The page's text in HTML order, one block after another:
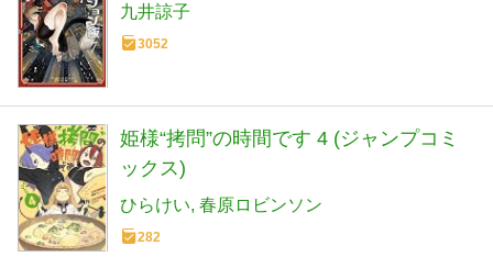
九井諒子
3052
姫様“拷問”の時間です 4 (ジャンプコミ
ックス)
ひらけい 春原ロビンソン
282